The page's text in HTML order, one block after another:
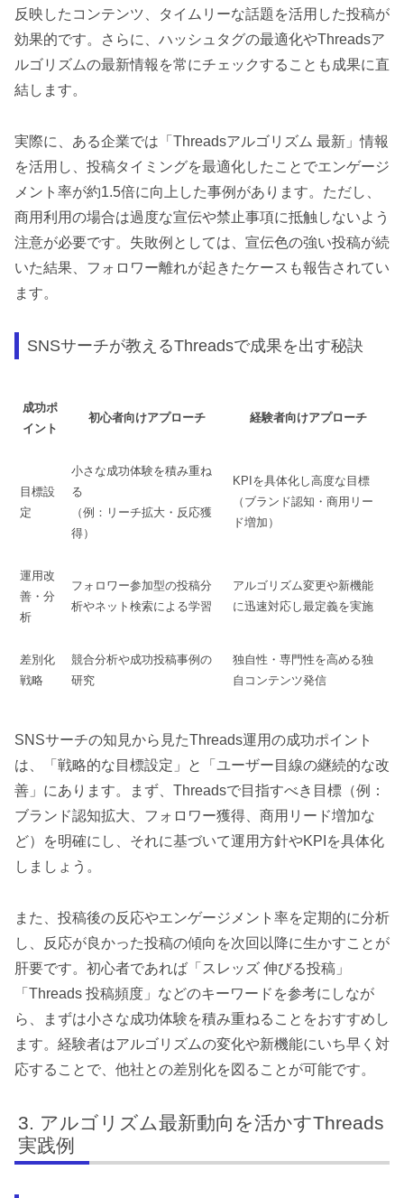
反映したコンテンツ、タイムリーな話題を活用した投稿が
効果的です。さらに、ハッシュタグの最適化やThreadsア
ルゴリズムの最新情報を常にチェックすることも成果に直
結します。
実際に、ある企業では「Threadsアルゴリズム 最新」情報
を活用し、投稿タイミングを最適化したことでエンゲージ
メント率が約1.5倍に向上した事例があります。ただし、
商用利用の場合は過度な宣伝や禁止事項に抵触しないよう
注意が必要です。失敗例としては、宣伝色の強い投稿が続
いた結果、フォロワー離れが起きたケースも報告されてい
ます。
SNSサーチが教えるThreadsで成果を出す秘訣
成功ポ
イント
初心者向けアプローチ 経験者向けアプローチ
目標設
定
小さな成功体験を積み重ね
る
（例：リーチ拡大・反応獲
得）
KPIを具体化し高度な目標
（ブランド認知・商用リー
ド増加）
運用改
善・分
析
フォロワー参加型の投稿分
析やネット検索による学習
アルゴリズム変更や新機能
に迅速対応し最定義を実施
差別化
戦略
競合分析や成功投稿事例の
研究
独自性・専門性を高める独
自コンテンツ発信
SNSサーチの知見から見たThreads運用の成功ポイント
は、「戦略的な目標設定」と「ユーザー目線の継続的な改
善」にあります。まず、Threadsで目指すべき目標（例：
ブランド認知拡大、フォロワー獲得、商用リード増加な
ど）を明確にし、それに基づいて運用方針やKPIを具体化
しましょう。
また、投稿後の反応やエンゲージメント率を定期的に分析
し、反応が良かった投稿の傾向を次回以降に生かすことが
肝要です。初心者であれば「スレッズ 伸びる投稿」
「Threads 投稿頻度」などのキーワードを参考にしなが
ら、まずは小さな成功体験を積み重ねることをおすすめし
ます。経験者はアルゴリズムの変化や新機能にいち早く対
応することで、他社との差別化を図ることが可能です。
アルゴリズム最新動向を活かすThreads
実践例